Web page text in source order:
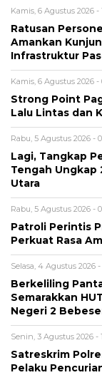
Kamis, 6 Agustus 2026 -
Ratusan
Amankan
Infrastruktur
Kamis, 6 Agustus 2026 -
Strong Point
Lalu Lintas dan
Rabu, 5 Agustus 2026 -
Lagi, Tangkap
Tengah Ungkap
Utara
Rabu, 5 Agustus 2026 -
Patroli Perintis
Perkuat Rasa
Selasa, 4 Agustus 2026 -
Berkeliling
Semarakkan
Negeri 2
Senin, 3 Agustus 2026 -
Satreskrim
Pelaku